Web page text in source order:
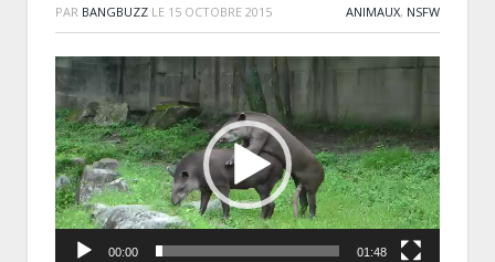
PAR BANGBUZZ LE 15 OCTOBRE 2015 ANIMAUX, NSFW
Lecteur
vidéo
00:00 01:48